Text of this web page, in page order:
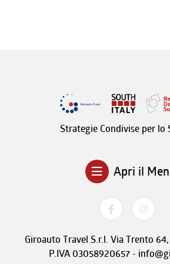
Strategie Condivise per lo
Apri il
Giroauto Travel S.r.l. Via Trento
P.IVA 03058920657 -